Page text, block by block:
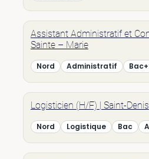
Assistant Administratif et
Sainte – Marie
Nord Administratif
Logisticien (H/F) | Saint-Denis
Nord Logistique Bac